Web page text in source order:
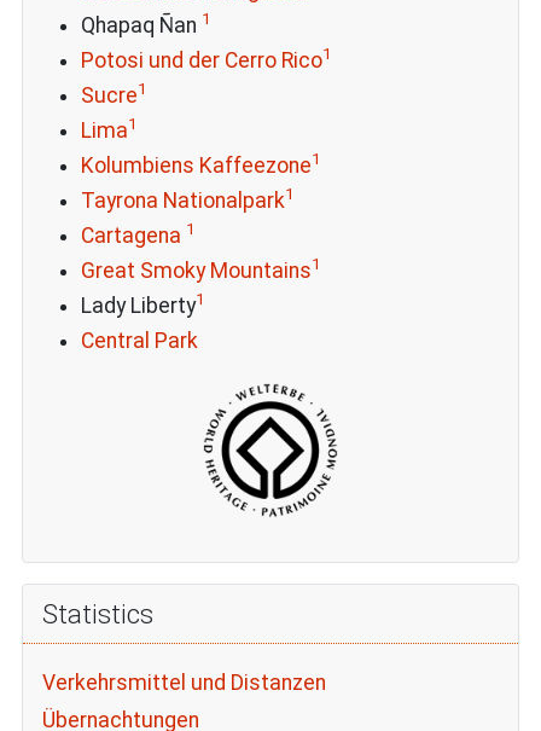
Qhapaq Ñan 1
Potosi und der Cerro Rico1
Sucre1
Lima1
Kolumbiens Kaffeezone1
Tayrona Nationalpark1
Cartagena 1
Great Smoky Mountains1
Lady Liberty1
Central Park
Statistics
Verkehrsmittel und Distanzen
Übernachtungen